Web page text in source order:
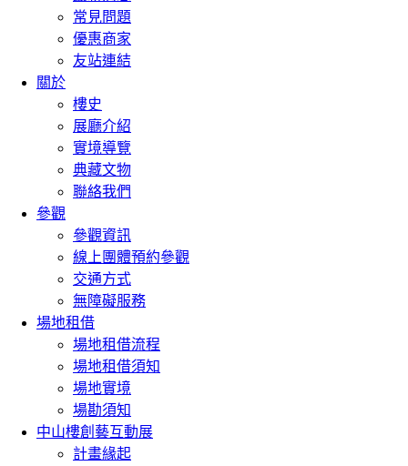
常見問題
優惠商家
友站連結
關於
樓史
展廳介紹
實境導覽
典藏文物
聯絡我們
參觀
參觀資訊
線上團體預約參觀
交通方式
無障礙服務
場地租借
場地租借流程
場地租借須知
場地實境
場勘須知
中山樓創藝互動展
計畫緣起